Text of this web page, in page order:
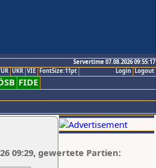
Servertime 07.08.2026 09:55:17
Logout
Login
UKR VIE FontSize:11pt
FIDE
09:29, gewertete Partien: